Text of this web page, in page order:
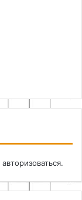
авторизоваться.